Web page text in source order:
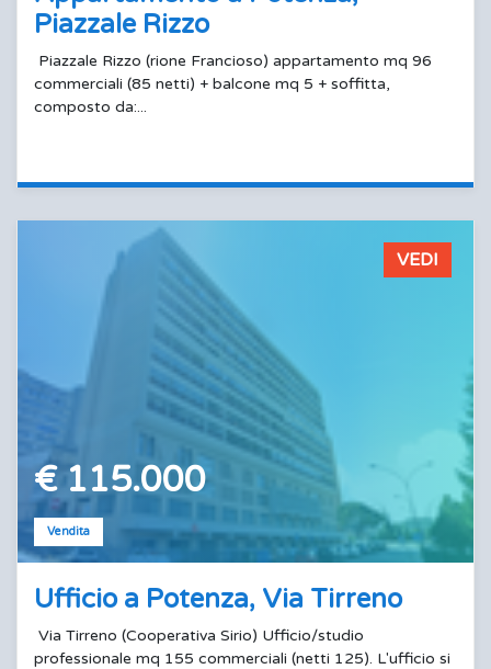
Piazzale Rizzo
Piazzale Rizzo (rione Francioso) appartamento mq 96
commerciali (85 netti) + balcone mq 5 + soffitta,
composto da:...
VEDI
€ 115.000
Vendita
Ufficio a Potenza, Via Tirreno
Via Tirreno (Cooperativa Sirio) Ufficio/studio
professionale mq 155 commerciali (netti 125). L'ufficio si